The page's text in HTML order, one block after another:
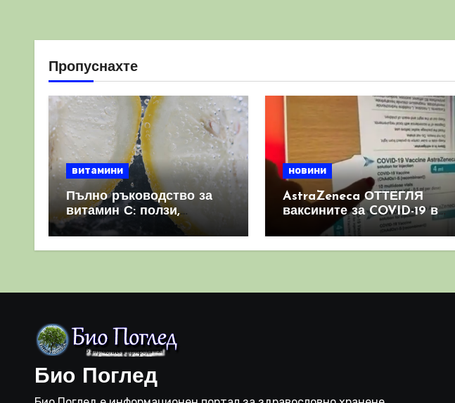
Пропуснахте
витамини
Пълно ръководство за
витамин С: ползи,
източници и защо е
важен за имунната
новини
AstraZeneca ОТТЕГЛЯ
ваксините за COVID-19 в
световен мащаб, след
като призна, че те
Био Поглед